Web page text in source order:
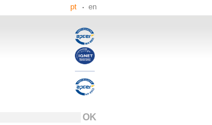
pt en